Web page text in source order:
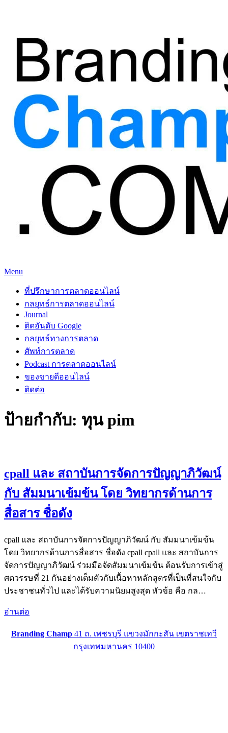
จ้าง "
Skip
content
Menu
ที่ปรึกษาการตลาดออนไลน์
กลยุทธ์การตลาดออนไลน์
Journal
ติดอันดับ Google
กลยุทธ์ทางการตลาด
ศัพท์การตลาด
Podcast การตลาดออนไลน์
ของขายดีออนไลน์
ติดต่อ
ป้ายกำกับ: ทุน pim
cpall และ สถาบันการจัดการปัญญาภิวัฒน์
กับ สัมมนาเข้มข้น โดย วิทยากรด้านการ
สื่อสาร ชื่อดัง
cpall และ สถาบันการจัดการปัญญาภิวัฒน์ กับ สัมมนาเข้มข้น
โดย วิทยากรด้านการสื่อสาร ชื่อดัง cpall cpall และ สถาบันการ
จัดการปัญญาภิวัฒน์ ร่วมมือจัดสัมมนาเข้มข้น ต้อนรับการเข้าสู่
ศตวรรษที่ 21 กันอย่างเต็มตัวกับเนื้อหาหลักสูตรที่เป็นที่สนใจกับ
ประชาชนทั่วไป และได้รับความนิยมสูงสุด หัวข้อ คือ กล…
อ่านต่อ
Branding Champ 41 ถ. เพชรบุรี แขวงมักกะสัน เขตราชเทวี
กรุงเทพมหานคร 10400